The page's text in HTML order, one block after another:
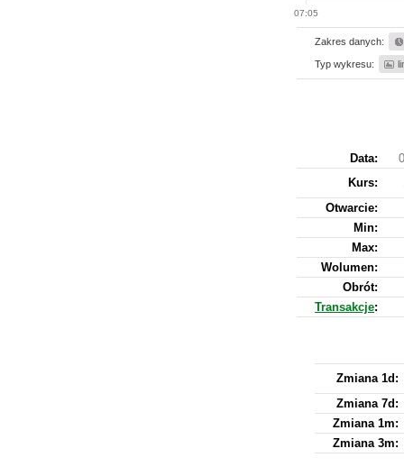
07:05
Zakres danych:
Typ wykresu:
Data:
Kurs:
Otwarcie:
Min:
Max:
Wolumen:
Obrót:
Transakcje:
Zmiana 1d:
Zmiana 7d:
Zmiana 1m:
Zmiana 3m: